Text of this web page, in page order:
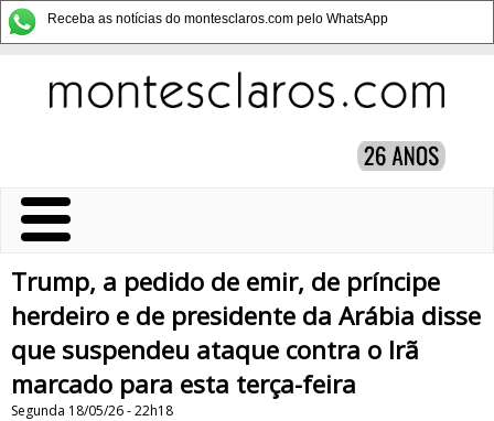
Receba as notícias do montesclaros.com pelo WhatsApp
Trump, a pedido de emir, de príncipe
herdeiro e de presidente da Arábia disse
que suspendeu ataque contra o Irã
marcado para esta terça-feira
Segunda 18/05/26 - 22h18